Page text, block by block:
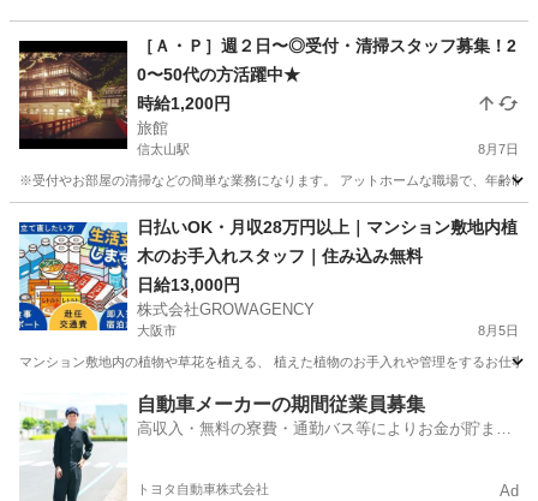
［Ａ・Ｐ］週２日〜◎受付・清掃スタッフ募集！2
0〜50代の方活躍中★
時給1,200円
旅館
信太山駅 8月7日
※受付やお部屋の清掃などの簡単な業務になります。 アットホームな職場で、年齢
信太山駅 旅館 業務
日払いOK・月収28万円以上｜マンション敷地内植
木のお手入れスタッフ｜住み込み無料
日給13,000円
株式会社GROWAGENCY
大阪市 8月5日
マンション敷地内の植物や草花を植える、 植えた植物のお手入れや管理をするお仕
その他 植物
自動車メーカーの期間従業員募集
高収入・無料の寮費・通勤バス等によりお金が貯まり
トヨタ自動車株式会社 Ad